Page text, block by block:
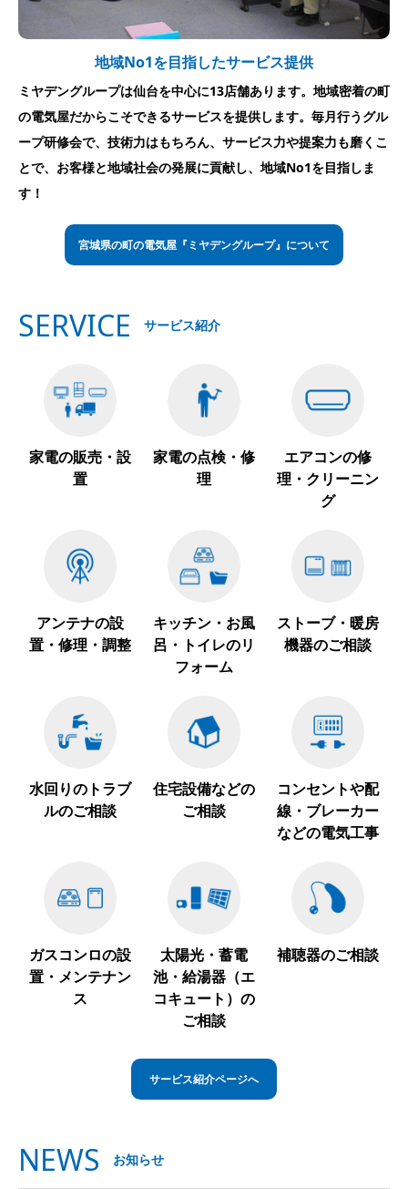
地域No1を目指したサービス提供
ミヤデングループは仙台を中心に13店舗あります。地域密着の町
の電気屋だからこそできるサービスを提供します。毎月行うグル
ープ研修会で、技術力はもちろん、サービス力や提案力も磨くこ
とで、お客様と地域社会の発展に貢献し、地域No1を目指しま
す！
宮城県の町の電気屋『ミヤデングループ』について
SERVICE サービス紹介
家電の販売・設
置
家電の点検・修
理
エアコンの修
理・クリーニン
グ
アンテナの設
置・修理・調整
キッチン・お風
呂・トイレのリ
フォーム
ストーブ・暖房
機器のご相談
水回りのトラブ
ルのご相談
住宅設備などの
ご相談
コンセントや配
線・ブレーカー
などの電気工事
ガスコンロの設
置・メンテナン
ス
太陽光・蓄電
池・給湯器（エ
コキュート）の
ご相談
補聴器のご相談
サービス紹介ページへ
NEWS お知らせ